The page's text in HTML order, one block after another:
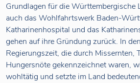
Grundlagen für die Württembergische
auch das Wohlfahrtswerk Baden-
Katharinenhospital und das
gehen auf ihre Gründung zurück. In
Regierungszeit, die durch Missernten,
Hungersnöte gekennzeichnet waren,
wohltätig und setzte im Land